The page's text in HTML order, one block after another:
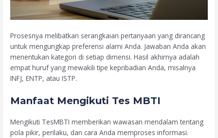
Prosesnya melibatkan serangkaian pertanyaan yang dirancang
untuk mengungkap preferensi alami Anda. Jawaban Anda akan
menentukan kategori di setiap dimensi. Hasil akhirnya adalah
empat huruf yang mewakili tipe kepribadian Anda, misalnya
INFJ, ENTP, atau ISTP.
Manfaat Mengikuti Tes MBTI
Mengikuti TesMBTI memberikan wawasan mendalam tentang
pola pikir, perilaku, dan cara Anda memproses informasi.